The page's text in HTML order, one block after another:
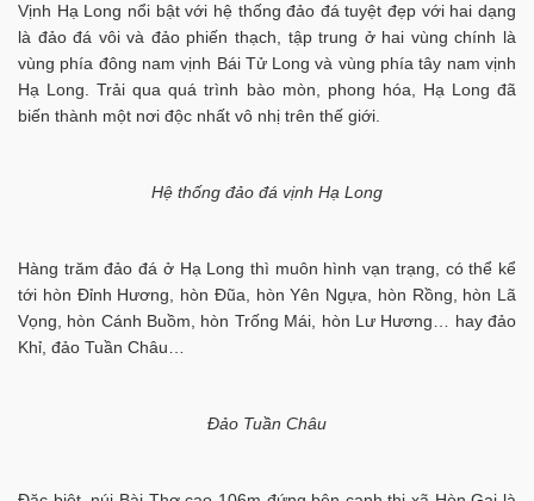
Vịnh Hạ Long nổi bật với hệ thống đảo đá tuyệt đẹp với hai dạng
là đảo đá vôi và đảo phiến thạch, tập trung ở hai vùng chính là
vùng phía đông nam vịnh Bái Tử Long và vùng phía tây nam vịnh
Hạ Long. Trải qua quá trình bào mòn, phong hóa, Hạ Long đã
biến thành một nơi độc nhất vô nhị trên thế giới.
Hệ thống đảo đá vịnh Hạ Long
Hàng trăm đảo đá ở Hạ Long thì muôn hình vạn trạng, có thể kể
tới hòn Đỉnh Hương, hòn Đũa, hòn Yên Ngựa, hòn Rồng, hòn Lã
Vọng, hòn Cánh Buồm, hòn Trống Mái, hòn Lư Hương… hay đảo
Khỉ, đảo Tuần Châu…
Đảo Tuần Châu